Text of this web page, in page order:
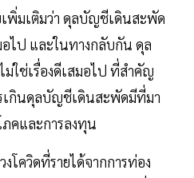
พิ่มเติมว่า ดุลบัญชีเดินสะพัด
อไป และในทางกลับกัน ดุล
ใช่เรื่องดีเสมอไป ที่สำคัญ
เกินดุลบัญชีเดินสะพัดมีที่มา
คและการลงทุน
โควิดที่รายได้จากการท่อง